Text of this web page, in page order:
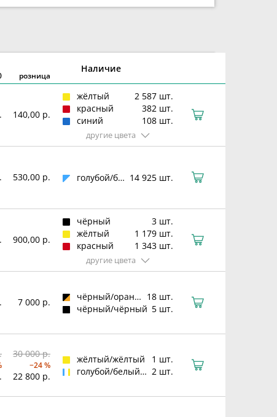
Наличие
розница
140,00 р.
жёлтый
2 587 шт.
красный
382 шт.
синий
108 шт.
другие цвета
530,00 р. голубой/белый 14 925 шт.
900,00 р.
чёрный
3 шт.
жёлтый
1 179 шт.
красный
1 343 шт.
другие цвета
7 000 р. чёрный/оранжевый
18 шт.
чёрный/чёрный 5 шт.
30 000 р.
−24 %
22 800 р.
жёлтый/жёлтый
1 шт.
голубой/белый/жёлтый
2 шт.